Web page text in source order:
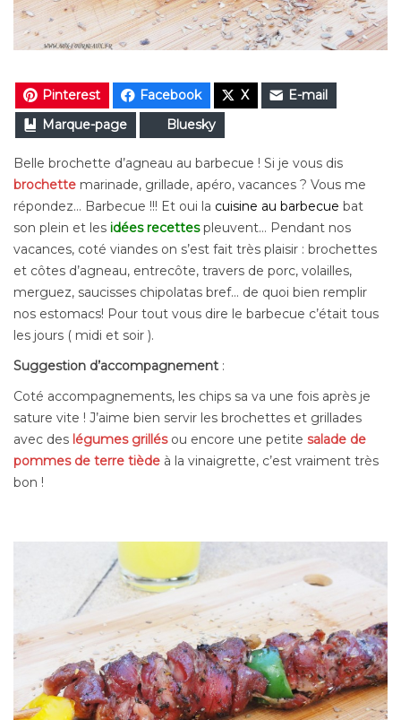
Pinterest Facebook X
E-mail
Marque-page
Bluesky
Belle brochette d’agneau au barbecue ! Si je vous dis
brochette marinade, grillade, apéro, vacances ? Vous me
répondez… Barbecue !!! Et oui la cuisine au barbecue bat
son plein et les idées recettespleuvent… Pendant nos
vacances, coté viandes on s’est fait très plaisir : brochettes
et côtes d’agneau, entrecôte, travers de porc, volailles,
merguez, saucisses chipolatas bref… de quoi bien remplir
nos estomacs! Pour tout vous dire le barbecue c’était tous
les jours ( midi et soir ).
Suggestion d’accompagnement :
Coté accompagnements, les chips sa va une fois après je
sature vite ! J’aime bien servir les brochettes et grillades
avec des légumes grillésou encore une petite salade de
pommes de terre tiède à la vinaigrette, c’est vraiment très
bon !